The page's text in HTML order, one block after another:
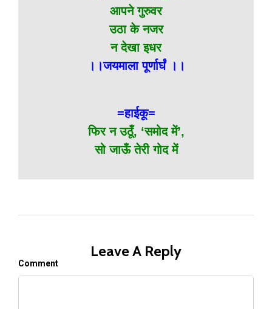
आपने गुरुवर
उठा के नजर
न देखा इधर
।।जयमाला पूर्णार्घं ।।
=हाईकू=
फिर न उठूँ, ‘समोद में’,
सो जाऊँ तेरी गोद में
Leave A Reply
Comment